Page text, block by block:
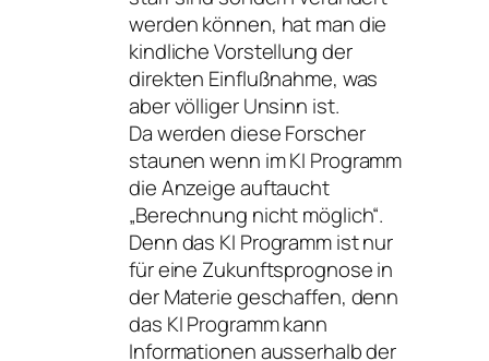
werden können, hat man die
kindliche Vorstellung der
direkten Einflußnahme, was
aber völliger Unsinn ist.
Da werden diese Forscher
staunen wenn im KI Programm
die Anzeige auftaucht
„Berechnung nicht möglich“.
Denn das KI Programm ist nur
für eine Zukunftsprognose in
der Materie geschaffen, denn
das KI Programm kann
Informationen ausserhalb der